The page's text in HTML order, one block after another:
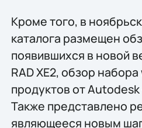
Кроме того, в
каталога размещен
появившихся в новой
RAD XE2, обзор
продуктов от
Также представлено
являющееся новым